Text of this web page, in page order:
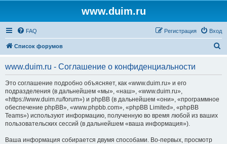
www.duim.ru
FAQ Вход
Регистрация
Список форумов
www.duim.ru - Соглашение о конфиденциальности
Это соглашение подробно объясняет, как «www.duim.ru» и его
подразделения (в дальнейшем «мы», «наш», «www.duim.ru»,
«https://www.duim.ru/forum») и phpBB (в дальнейшем «они», «программное
обеспечение phpBB», «www.phpbb.com», «phpBB Limited», «phpBB
Teams») используют информацию, полученную во время любой из ваших
пользовательских сессий (в дальнейшем «ваша информация»).
Ваша информация собирается двумя способами. Во-первых, просмотр